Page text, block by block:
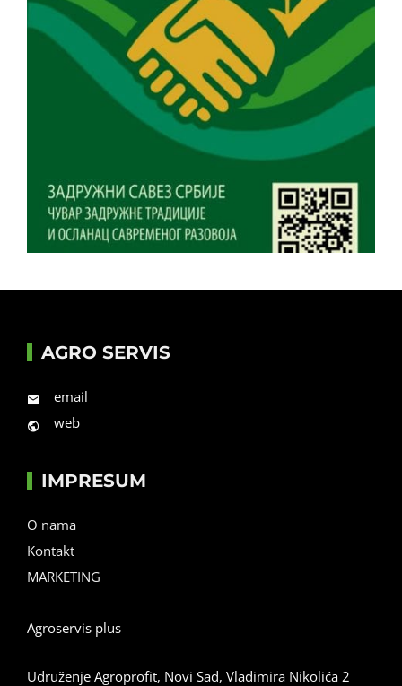
AGRO SERVIS
email
web
IMPRESUM
O nama
Kontakt
MARKETING
Agroservis plus
Udruženje Agroprofit, Novi Sad, Vladimira Nikolića 2